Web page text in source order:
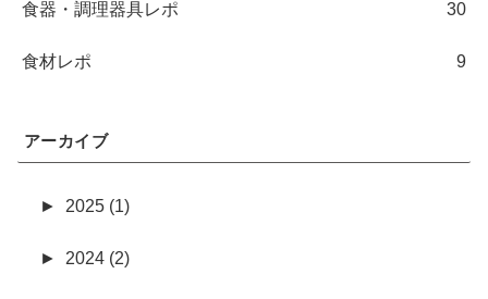
食器・調理器具レポ 30
食材レポ 9
アーカイブ
► 2025 (1)
► 2024 (2)